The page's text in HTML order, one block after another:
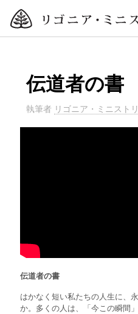
伝道者の書
執筆者 リゴニア・ミニスト
伝道者の書
はかなく短い私たちの人生に、
か。多くの人は、「今この瞬間